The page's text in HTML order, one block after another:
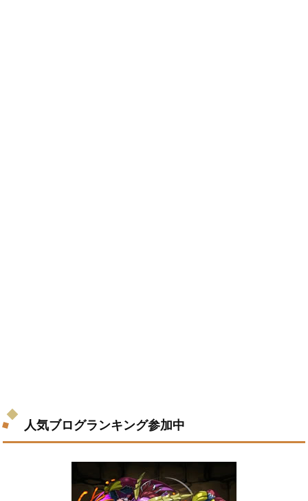
人気ブログランキング参加中